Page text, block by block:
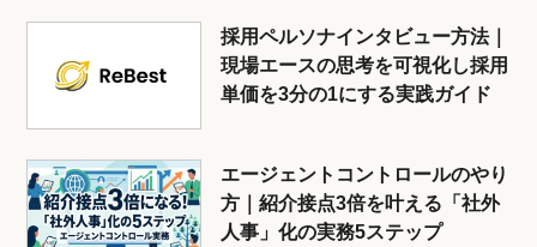
採用ペルソナインタビュー方法｜
現場エースの思考を可視化し採用
単価を3分の1にする実践ガイド
エージェントコントロールのやり
方｜紹介接点3倍を叶える「社外
人事」化の実務5ステップ